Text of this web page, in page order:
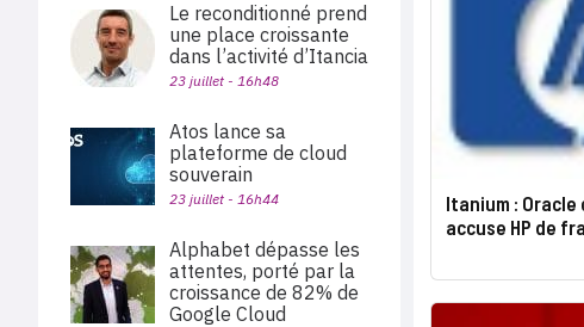
Itanium :
accuse HP de
Le reconditionné prend
une place croissante
dans l’activité d’Itancia
23 juillet - 16h48
Atos lance sa
plateforme de cloud
souverain
23 juillet - 16h44
Alphabet dépasse les
attentes, porté par la
croissance de 82% de
Google Cloud